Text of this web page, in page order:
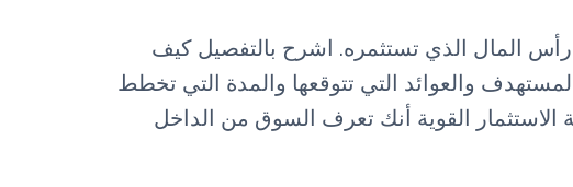
المال الذي تستثمره. اشرح بالتفصيل كيف
والعوائد التي تتوقعها والمدة التي تخطط
القوية أنك تعرف السوق من الداخل